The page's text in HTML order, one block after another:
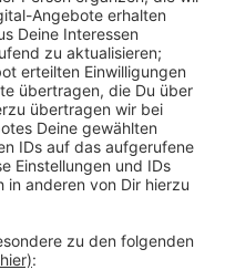
Pappkartons
holt die Bonner
ab. Sie müssen
und komplett
können an
werden.
ist am Samstag
geöffnet, die